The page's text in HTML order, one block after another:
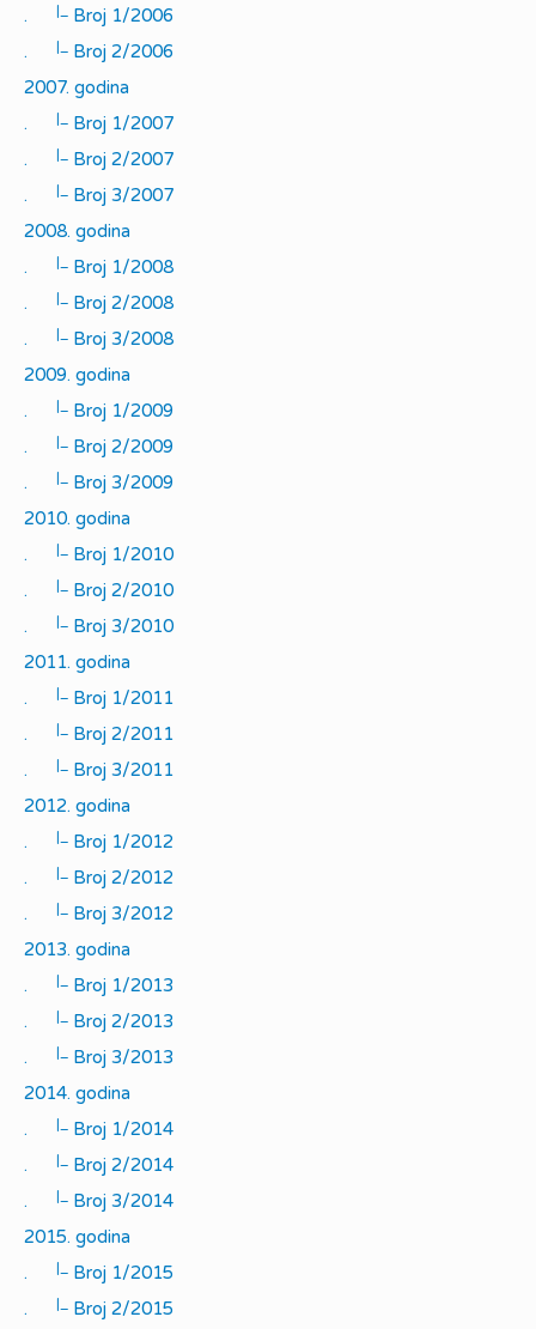
.
|_
Broj 1/2006
.
|_
Broj 2/2006
2007. godina
.
|_
Broj 1/2007
.
|_
Broj 2/2007
.
|_
Broj 3/2007
2008. godina
.
|_
Broj 1/2008
.
|_
Broj 2/2008
.
|_
Broj 3/2008
2009. godina
.
|_
Broj 1/2009
.
|_
Broj 2/2009
.
|_
Broj 3/2009
2010. godina
.
|_
Broj 1/2010
.
|_
Broj 2/2010
.
|_
Broj 3/2010
2011. godina
.
|_
Broj 1/2011
.
|_
Broj 2/2011
.
|_
Broj 3/2011
2012. godina
.
|_
Broj 1/2012
.
|_
Broj 2/2012
.
|_
Broj 3/2012
2013. godina
.
|_
Broj 1/2013
.
|_
Broj 2/2013
.
|_
Broj 3/2013
2014. godina
.
|_
Broj 1/2014
.
|_
Broj 2/2014
.
|_
Broj 3/2014
2015. godina
.
|_
Broj 1/2015
.
|_
Broj 2/2015